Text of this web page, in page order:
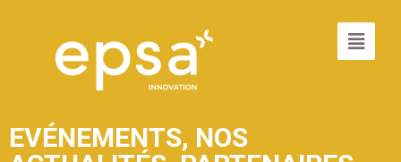
EVÉNEMENTS, NOS